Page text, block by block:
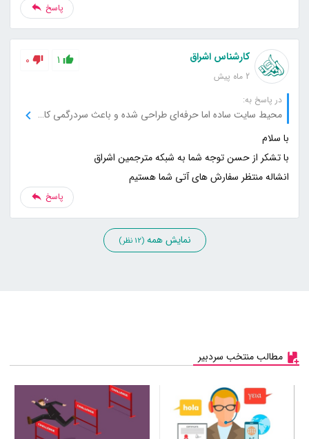
پاسخ
کارشناس اشراق
2 ماه پیش
1
0
در پاسخ به:
محیط سایت ساده اما حرفه‌ای طراحی شده و باعث سردرگمی کاربر نمی‌شود.
انشاله منتظر سفارش های آتی شما هستیم
پاسخ
نمایش همه(12 نظر)
مطالب منتخب سردبیر